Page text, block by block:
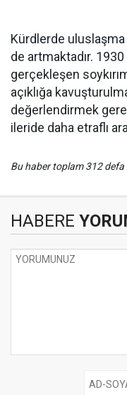
Kürdlerde
de artmaktadır. 1930
gerçekleşen
açıklığa
değerlendirmek
ileride daha etraflı
Bu haber toplam 312
HABERE